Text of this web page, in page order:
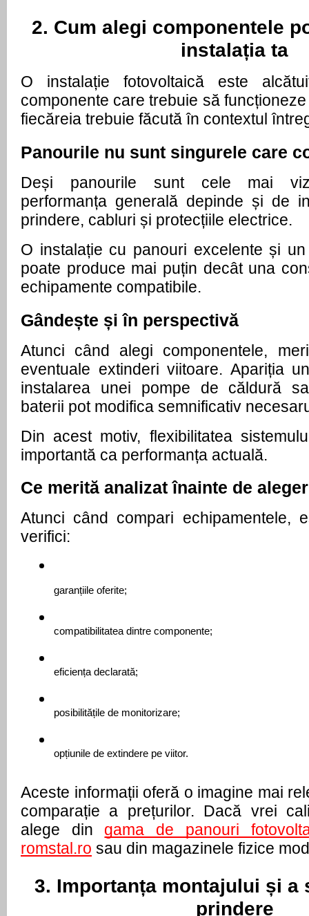
2. Cum alegi componentele
instalația ta
O instalație fotovoltaică este
componente care trebuie să
fiecăreia trebuie făcută în contextul
Panourile nu sunt singurele care
Deși panourile sunt cele mai
performanța generală depinde și de
prindere, cabluri și protecțiile electrice.
O instalație cu panouri excelente și
poate produce mai puțin decât una
echipamente compatibile.
Gândește și în perspectivă
Atunci când alegi componentele,
eventuale extinderi viitoare. Apariția
instalarea unei pompe de căldură
baterii pot modifica semnificativ
Din acest motiv, flexibilitatea
importantă ca performanța actuală.
Ce merită analizat înainte de
Atunci când compari echipamentele,
verifici:
garanțiile oferite;
compatibilitatea dintre componente;
eficiența declarată;
posibilitățile de monitorizare;
opțiunile de extindere pe viitor.
Aceste informații oferă o imagine mai
comparație a prețurilor. Dacă vrei
alege din
romstal.ro sau din magazinele fizice
3. Importanța montajului și a
prindere